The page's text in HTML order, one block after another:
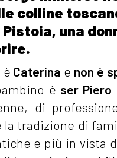
colline
Pistoia, una
è Caterina e non è
è ser Piero
di
la tradizione di
e più in vista